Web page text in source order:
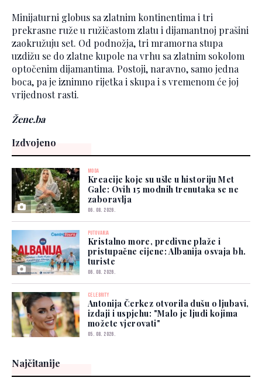
Minijaturni globus sa zlatnim kontinentima i tri
prekrasne ruže u ružičastom zlatu i dijamantnoj prašini
zaokružuju set. Od podnožja, tri mramorna stupa
uzdižu se do zlatne kupole na vrhu sa zlatnim sokolom
optočenim dijamantima. Postoji, naravno, samo jedna
boca, pa je iznimno rijetka i skupa i s vremenom će joj
vrijednost rasti.
Žene.ba
Izdvojeno
MODA
Kreacije koje su ušle u historiju Met
Gale: Ovih 15 modnih trenutaka se ne
zaboravlja
06. 08. 2026.
PUTOVANJA
Kristalno more, predivne plaže i
pristupačne cijene: Albanija osvaja bh.
turiste
06. 08. 2026.
CELEBRITY
Antonija Čerkez otvorila dušu o ljubavi,
izdaji i uspjehu: "Malo je ljudi kojima
možete vjerovati"
05. 08. 2026.
Najčitanije